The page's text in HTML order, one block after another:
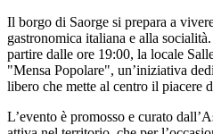
Il borgo di Saorge si prepara a
gastronomica italiana e alla
partire dalle ore 19:00, la locale
"Mensa Popolare", un’iniziativa
libero che mette al centro il piacere
L’evento è promosso e curato